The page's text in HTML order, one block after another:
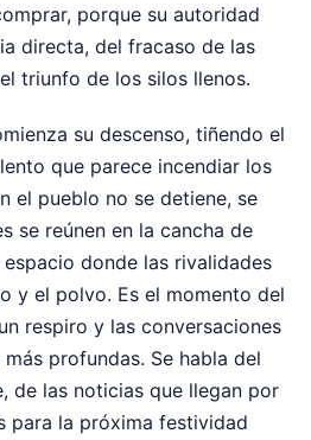
porque su autoridad
directa, del fracaso de las
triunfo de los silos llenos.
su descenso, tiñendo el
que parece incendiar los
el pueblo no se detiene, se
se reúnen en la cancha de
donde las rivalidades
y el polvo. Es el momento del
respiro y las conversaciones
profundas. Se habla del
de las noticias que llegan por
para la próxima festividad